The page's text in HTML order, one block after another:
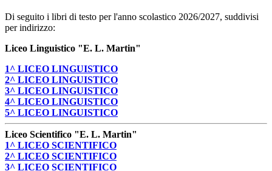
Di seguito i libri di testo per l'anno scolastico 2026/2027, suddivisi
per indirizzo:
Liceo Linguistico "E. L. Martin"
1^ LICEO LINGUISTICO
2^ LICEO LINGUISTICO
3^ LICEO LINGUISTICO
4^ LICEO LINGUISTICO
5^ LICEO LINGUISTICO
Liceo Scientifico "E. L. Martin"
1^ LICEO SCIENTIFICO
2^ LICEO SCIENTIFICO
3^ LICEO SCIENTIFICO